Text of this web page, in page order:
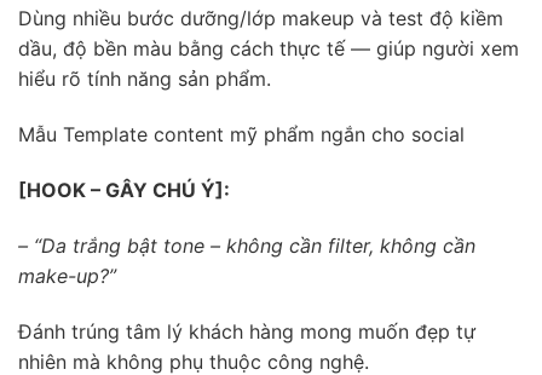
Dùng nhiều bước dưỡng/lớp makeup và test độ kiềm
dầu, độ bền màu bằng cách thực tế — giúp người xem
hiểu rõ tính năng sản phẩm.
Mẫu Template content mỹ phẩm ngắn cho social
[HOOK – GÂY CHÚ Ý]:
– “Da trắng bật tone – không cần filter, không cần
make-up?”
Đánh trúng tâm lý khách hàng mong muốn đẹp tự
nhiên mà không phụ thuộc công nghệ.